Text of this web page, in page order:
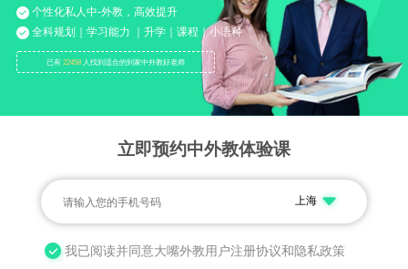
个性化私人中-外教，高效提升
全科规划｜学习能力 ｜升学｜课程｜小语种
已有 22458 人找到适合的到家中外教好老师
立即预约中外教体验课
上海
我已阅读并同意大嘴外教用户注册协议和隐私政策